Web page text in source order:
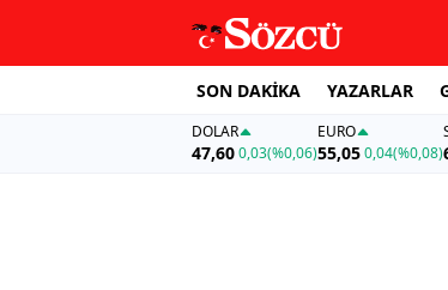
SON DAKİKA YAZARLAR
DOLAR
47,600,03(%0,06)
EURO
55,05 0,04(%0,08)